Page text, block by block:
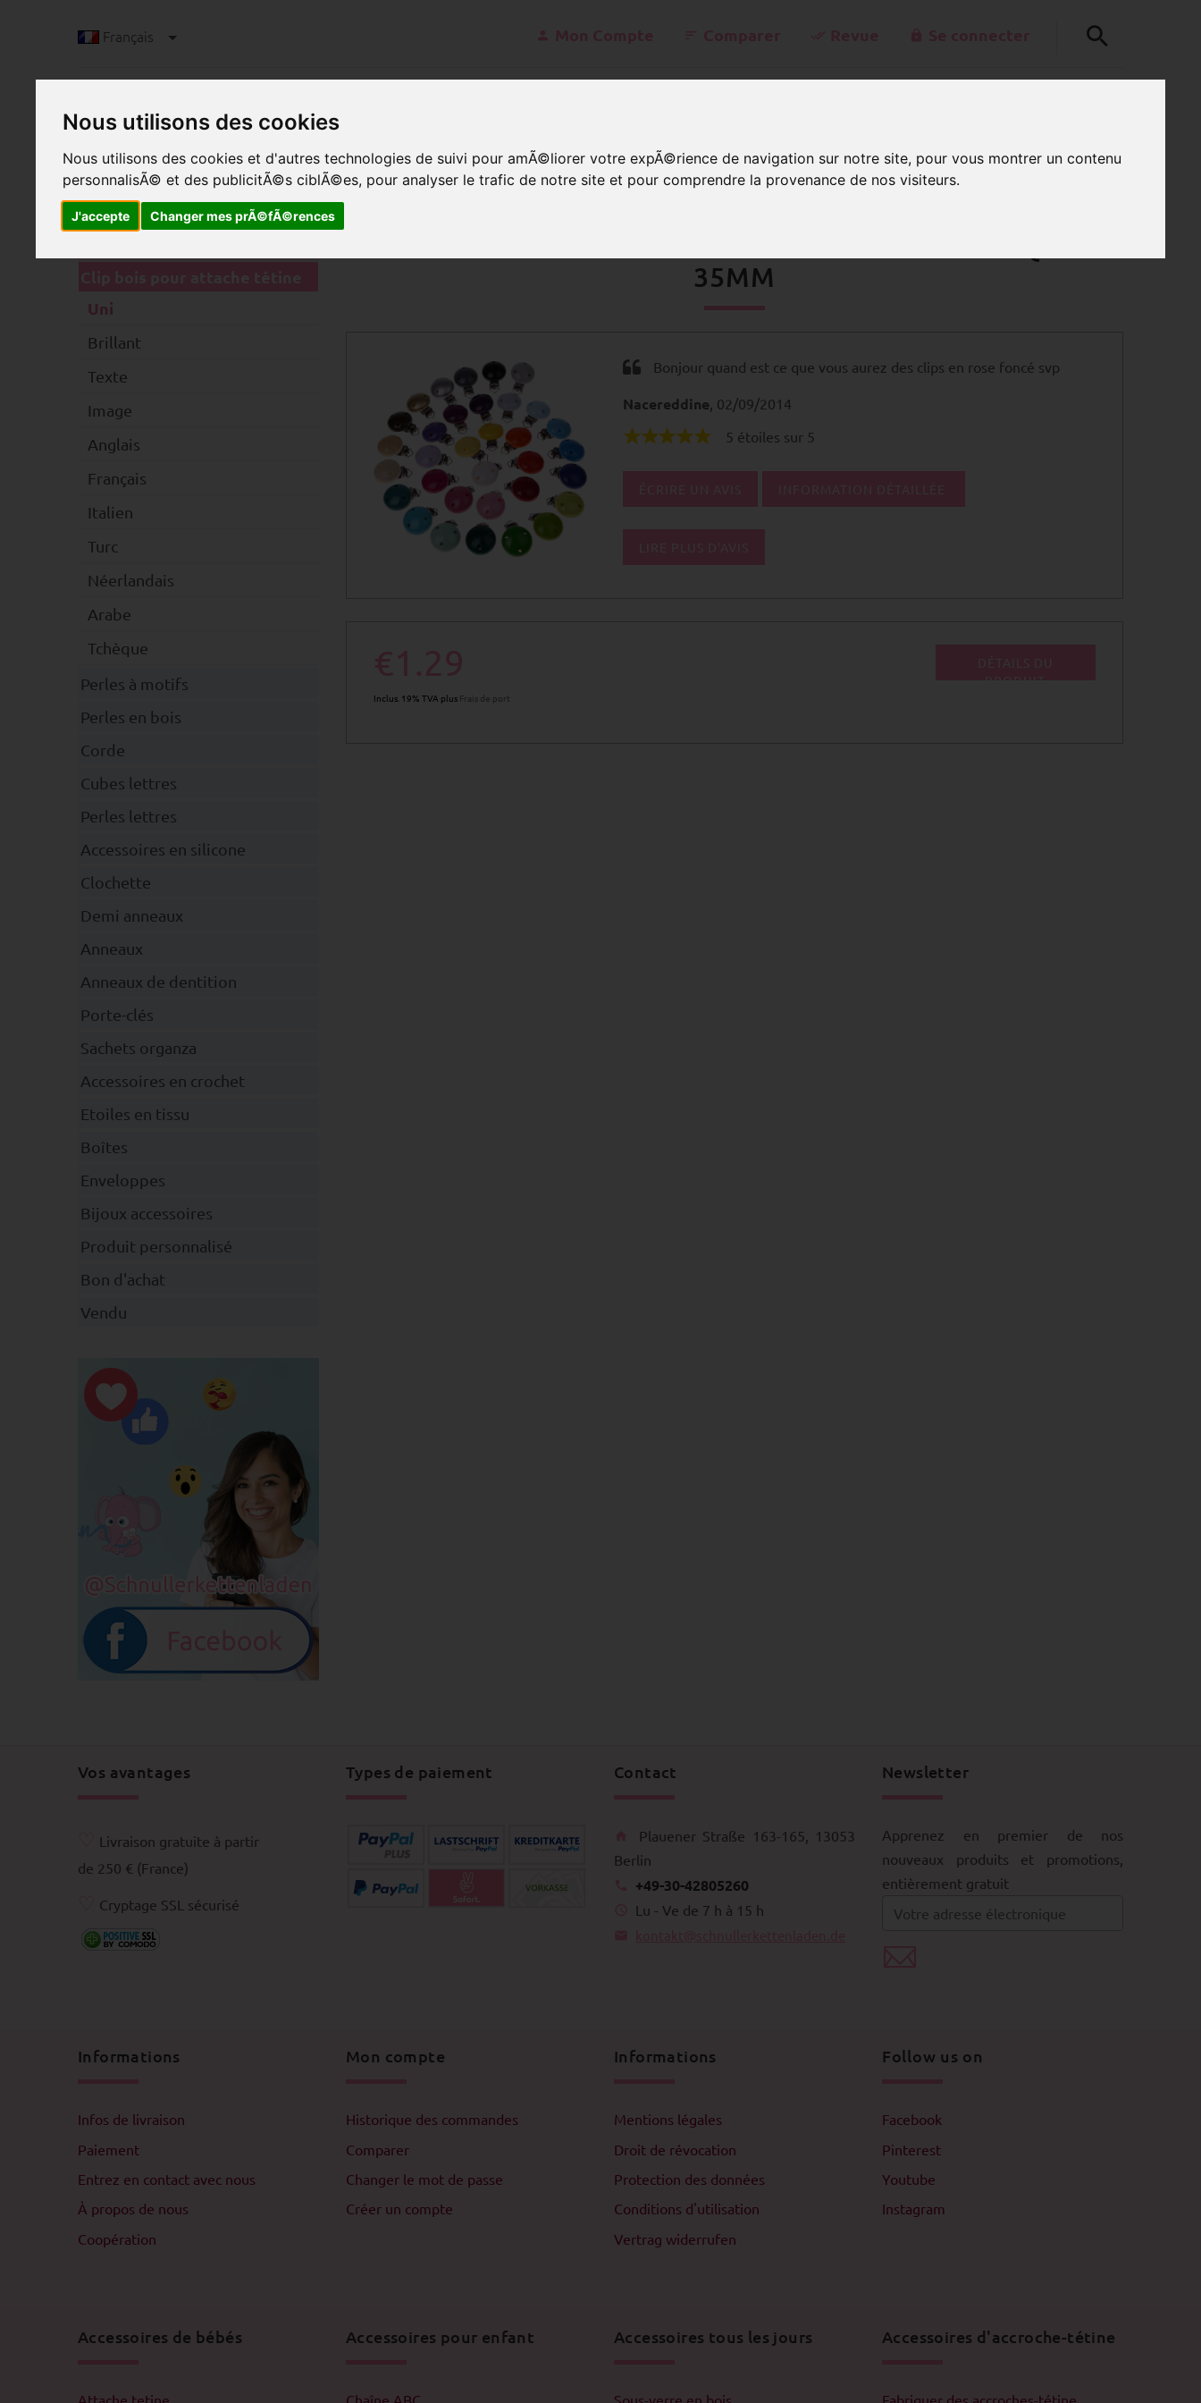
Nous utilisons des cookies
Nous utilisons des cookies et d'autres technologies de suivi pour amÃ©liorer votre expÃ©rience de navigation sur notre site, pour vous montrer un contenu
personnalisÃ© et des publicitÃ©s ciblÃ©es, pour analyser le trafic de notre site et pour comprendre la provenance de nos visiteurs.
J'accepte Changer mes prÃ©fÃ©rences
Français
PANIER
Lu - Ve de 7 h à 15 h
35MM
Bonjour quand est ce que vous aurez des clips en rose foncé svp
Nacereddine , 02/09/2014
5 étoiles sur 5
Inclus. 19% TVA plus Frais de port
Catégories
Uni
Brillant
Texte
Image
Anglais
Français
Italien
Turc
Néerlandais
Arabe
Tchèque
Perles à motifs
Perles en bois
Corde
Cubes lettres
Perles lettres
Accessoires en silicone
Clochette
Demi anneaux
Anneaux
Anneaux de dentition
Porte-clés
Sachets organza
Accessoires en crochet
Etoiles en tissu
Boîtes
Enveloppes
Bijoux accessoires
Produit personnalisé
Bon d'achat
Vendu
Vos avantages
Livraison gratuite à partir
de 250 € (France)
Cryptage SSL sécurisé
Types de paiement Contact
Plauener Straße 163-165, 13053
Berlin
+49-30-42805260
Lu - Ve de 7 h à 15 h
Newsletter
Apprenez en premier de nos
nouveaux produits et promotions,
entièrement gratuit
Informations
Infos de livraison
Paiement
Entrez en contact avec nous
À propos de nous
Coopération
Mon compte
Historique des commandes
Comparer
Changer le mot de passe
Créer un compte
Informations
Mentions légales
Droit de révocation
Protection des données
Conditions d'utilisation
Vertrag widerrufen
Follow us on
Facebook
Pinterest
Youtube
Instagram
Accessoires de bébés Accessoires pour enfant Accessoires tous les jours Accessoires d'accroche-tétine